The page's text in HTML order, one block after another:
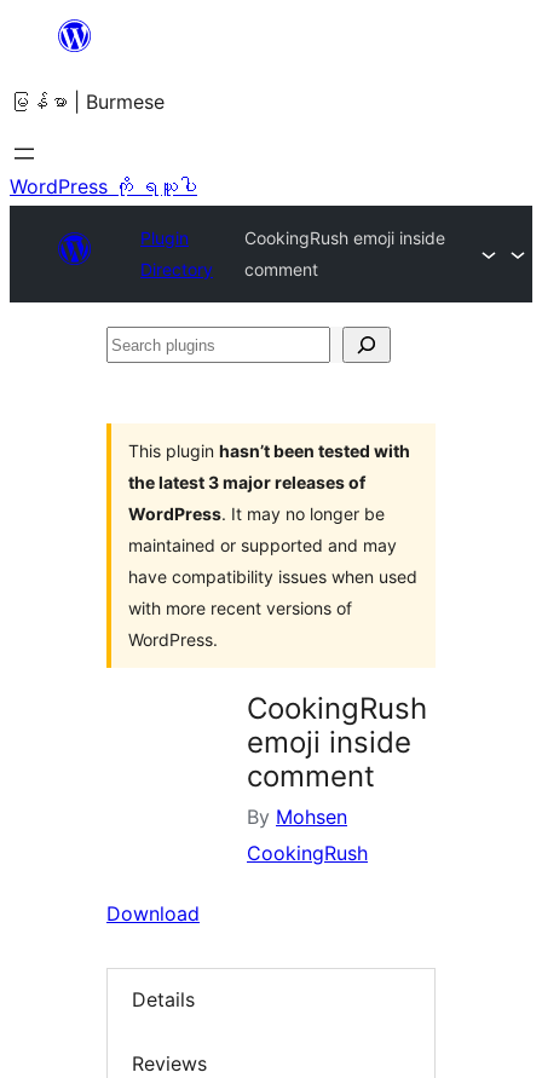
အကြောင်းအရာ
ကျော်သွား
ရန်
မြန်မာ | Burmese
WordPress ကို ရယူပါ
Plugin
Directory
CookingRush emoji inside
comment
Search
This plugin hasn’t been tested with
the latest 3 major releases of
WordPress. It may no longer be
maintained or supported and may
have compatibility issues when used
with more recent versions of
WordPress.
CookingRush
emoji inside
comment
By Mohsen
CookingRush
Download
Details
Reviews